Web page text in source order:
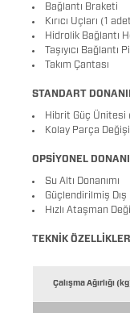
Bağlantı Braketi
Kırıcı Uçları (1
Hidrolik Bağlantı
Taşıyıcı Bağlantı
Takım Çantası
STANDART
Hibrit Güç Ünitesi
Kolay Parça
OPSİYONEL
Su Altı Donanımı
Güçlendirilmiş Dış
Hızlı Ataşman
TEKNİK ÖZELLİKLER
Çalışma Ağırlığı